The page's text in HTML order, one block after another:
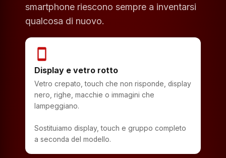
smartphone riescono sempre a inventarsi
qualcosa di nuovo.
smartphone
Display e vetro rotto
Vetro crepato, touch che non risponde, display
nero, righe, macchie o immagini che
lampeggiano.
Sostituiamo display, touch e gruppo completo
a seconda del modello.